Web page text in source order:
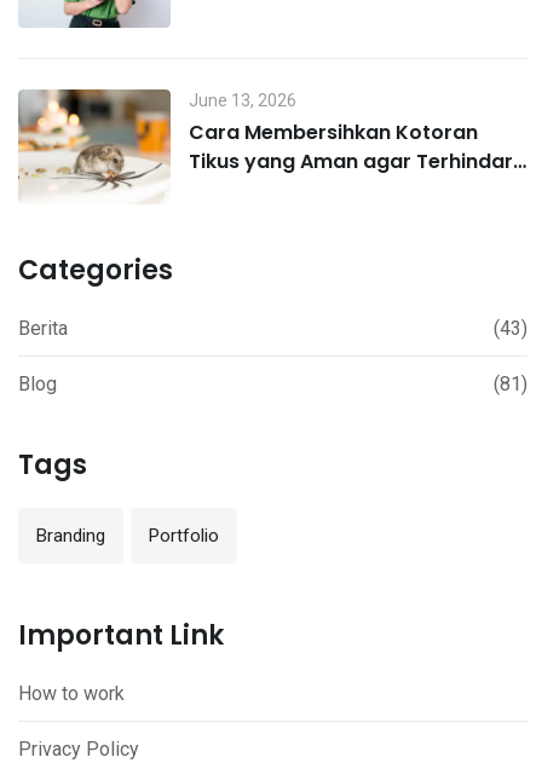
June 13, 2026
Cara Membersihkan Kotoran
Tikus yang Aman agar Terhindar
Categories
Berita (43)
Blog (81)
Tags
Branding Portfolio
Important Link
How to work
Privacy Policy